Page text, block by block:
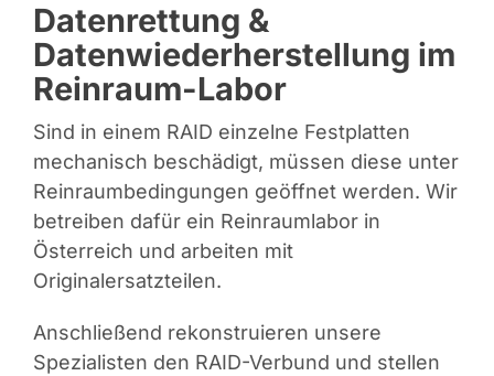
Datenrettung &
Datenwiederherstellung im
Reinraum-Labor
Sind in einem RAID einzelne Festplatten
mechanisch beschädigt, müssen diese unter
Reinraumbedingungen geöffnet werden. Wir
betreiben dafür ein Reinraumlabor in
Österreich und arbeiten mit
Originalersatzteilen.
Anschließend rekonstruieren unsere
Spezialisten den RAID-Verbund und stellen